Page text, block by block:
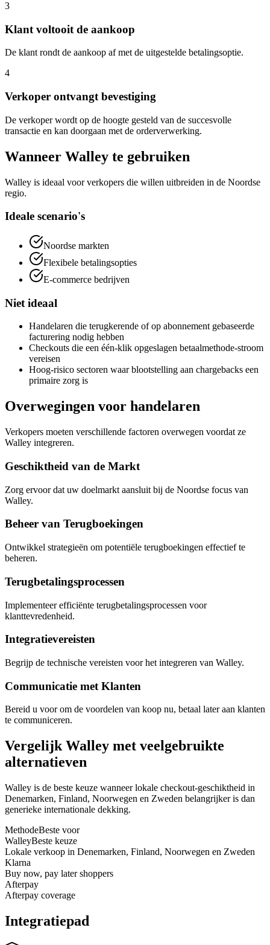
3
Klant voltooit de aankoop
De klant rondt de aankoop af met de uitgestelde betalingsoptie.
4
Verkoper ontvangt bevestiging
De verkoper wordt op de hoogte gesteld van de succesvolle
transactie en kan doorgaan met de orderverwerking.
Wanneer Walley te gebruiken
Walley is ideaal voor verkopers die willen uitbreiden in de Noordse
regio.
Ideale scenario's
Noordse markten
Flexibele betalingsopties
E-commerce bedrijven
Niet ideaal
Handelaren die terugkerende of op abonnement gebaseerde
facturering nodig hebben
Checkouts die een één-klik opgeslagen betaalmethode-stroom
vereisen
Hoog-risico sectoren waar blootstelling aan chargebacks een
primaire zorg is
Overwegingen voor handelaren
Verkopers moeten verschillende factoren overwegen voordat ze
Walley integreren.
Geschiktheid van de Markt
Zorg ervoor dat uw doelmarkt aansluit bij de Noordse focus van
Walley.
Beheer van Terugboekingen
Ontwikkel strategieën om potentiële terugboekingen effectief te
beheren.
Terugbetalingsprocessen
Implementeer efficiënte terugbetalingsprocessen voor
klanttevredenheid.
Integratievereisten
Begrijp de technische vereisten voor het integreren van Walley.
Communicatie met Klanten
Bereid u voor om de voordelen van koop nu, betaal later aan klanten
te communiceren.
Vergelijk Walley met veelgebruikte
alternatieven
Walley is de beste keuze wanneer lokale checkout-geschiktheid in
Denemarken, Finland, Noorwegen en Zweden belangrijker is dan
generieke internationale dekking.
MethodeBeste voor
WalleyBeste keuze
Lokale verkoop in Denemarken, Finland, Noorwegen en Zweden
Klarna
Buy now, pay later shoppers
Afterpay
Afterpay coverage
Integratiepad